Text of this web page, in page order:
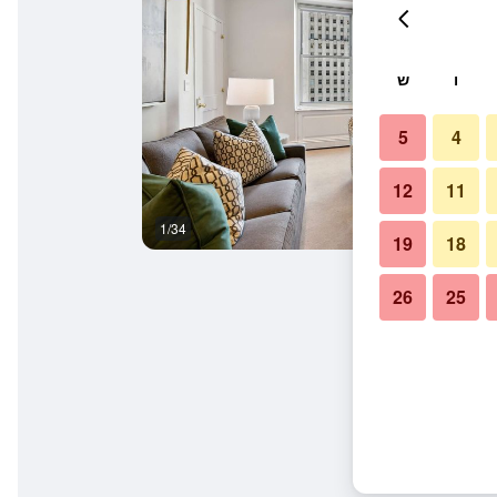
1/34
ו ש
4
5
11
12
18
19
25
26